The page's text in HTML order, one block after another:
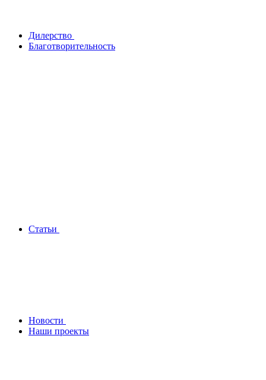
Дилерство
Благотворительность
Статьи
Новости
Наши проекты